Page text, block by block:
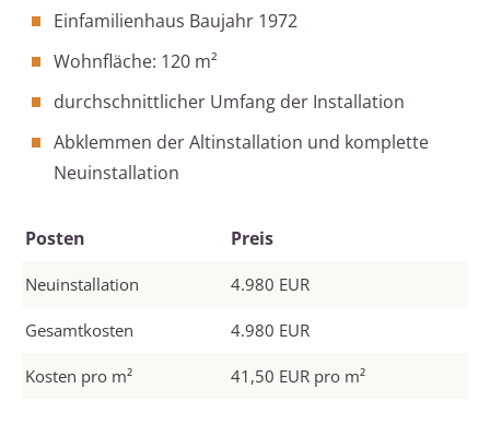
Einfamilienhaus Baujahr 1972
Wohnfläche: 120 m²
durchschnittlicher Umfang der Installation
Abklemmen der Altinstallation und komplette
Neuinstallation
Posten Preis
Neuinstallation 4.980 EUR
Gesamtkosten 4.980 EUR
Kosten pro m² 41,50 EUR pro m²